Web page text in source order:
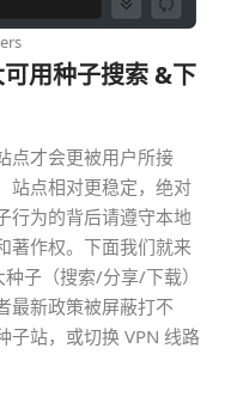
可用种子搜索 &下
点才会更被用户所接
站点相对更稳定，绝对
行为的背后请遵守本地
著作权。下面我们就来
子（搜索/分享/下载）
最新政策被屏蔽打不
子站，或切换 VPN 线路